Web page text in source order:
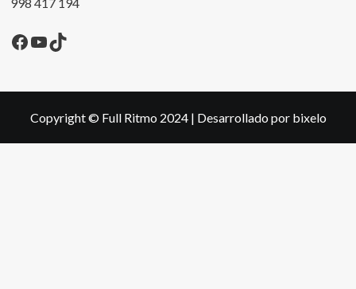
998 417 194
Facebook
YouTube
TikTok
Copyright © Full Ritmo 2024 | Desarrollado por bixelo